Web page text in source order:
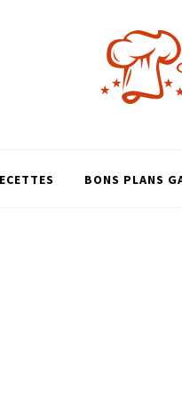
BONS PLANS